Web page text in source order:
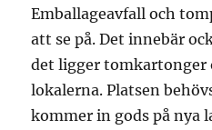
Emballageavfall och
att se på. Det innebär
det ligger tomkartonger
lokalerna. Platsen
kommer in gods på nya